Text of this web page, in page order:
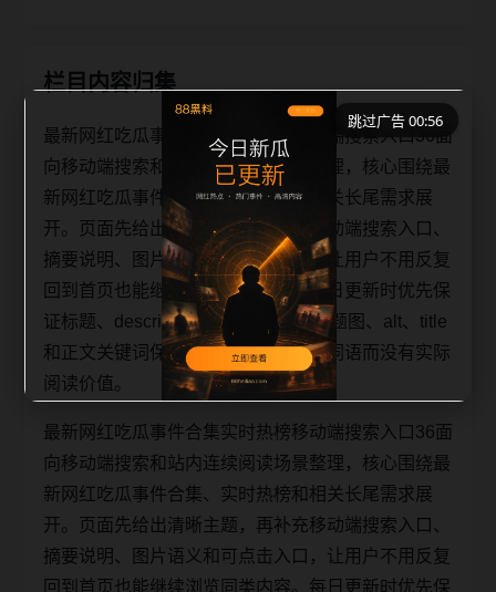
栏目内容归集
最新网红吃瓜事件合集实时热榜移动端搜索入口36面
向移动端搜索和站内连续阅读场景整理，核心围绕最
新网红吃瓜事件合集、实时热榜和相关长尾需求展
开。页面先给出清晰主题，再补充移动端搜索入口、
摘要说明、图片语义和可点击入口，让用户不用反复
回到首页也能继续浏览同类内容。每日更新时优先保
证标题、description、canonical、主题图、alt、title
和正文关键词保持一致，避免只替换词语而没有实际
阅读价值。
最新网红吃瓜事件合集实时热榜移动端搜索入口36面
向移动端搜索和站内连续阅读场景整理，核心围绕最
新网红吃瓜事件合集、实时热榜和相关长尾需求展
开。页面先给出清晰主题，再补充移动端搜索入口、
摘要说明、图片语义和可点击入口，让用户不用反复
回到首页也能继续浏览同类内容。每日更新时优先保
跳过广告 00:56